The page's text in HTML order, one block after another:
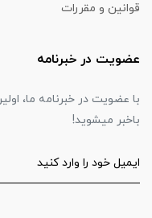
قوانین و مقررات
عضویت در خبرنامه
با عضویت در خبرنامه ما،
باخبر میشوید!